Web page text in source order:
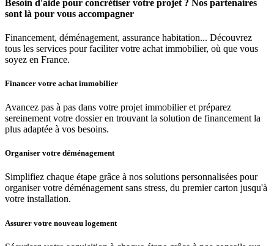
Besoin d'aide pour concrétiser votre projet ? Nos partenaires
sont là pour vous accompagner
Financement, déménagement, assurance habitation... Découvrez
tous les services pour faciliter votre achat immobilier, où que vous
soyez en France.
Financer votre achat immobilier
Avancez pas à pas dans votre projet immobilier et préparez
sereinement votre dossier en trouvant la solution de financement la
plus adaptée à vos besoins.
Organiser votre déménagement
Simplifiez chaque étape grâce à nos solutions personnalisées pour
organiser votre déménagement sans stress, du premier carton jusqu'à
votre installation.
Assurer votre nouveau logement